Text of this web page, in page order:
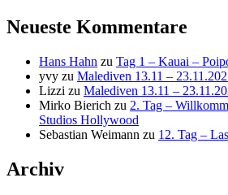
Neueste Kommentare
Hans Hahn zu Tag 1 – Kauai –
yvy zu Malediven 13.11 –
Lizzi zu Malediven 13.11 –
Mirko Bierich zu 2. Tag –
Studios Hollywood
Sebastian Weimann zu 12. Tag –
Archiv